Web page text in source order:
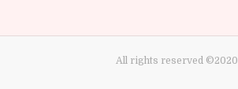
All rights reserved ©2020